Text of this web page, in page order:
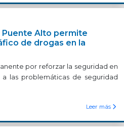
Puente Alto permite
de drogas en la
por reforzar la seguridad en
las problemáticas de seguridad
Leer más